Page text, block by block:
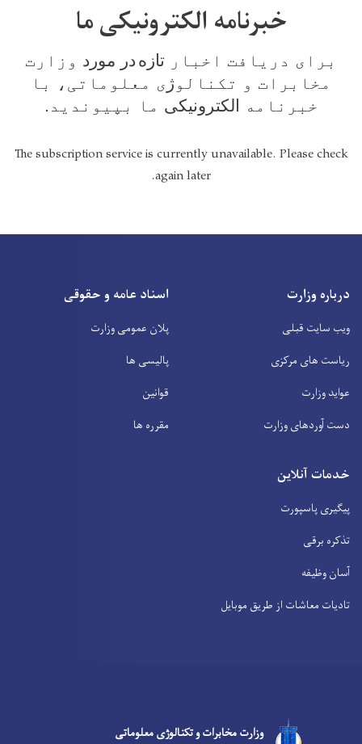
خبرنامه الکترونیکی ما
برای دریافت اخبار تازه در مورد وزارت
مخابرات و تکنالوژ ی معلوماتی، با
خبرنامه
الکترونیکی ما بپیوندید.
The subscription service is currently unavailable. Please check
again later.
درباره وزارت
ویب سایت قبلی
ریاست های مرکزی
عواید وزارت
دست آوردهای وزارت
اسناد عامه و حقوقی
پلان عمومی وزارت
پالیسی ها
قوانین
مقرره ها
خدمات آنلاین
پیگیری پاسپورت
تذکره برقی
آسان وظیفه
تادیات معاشات از طریق موبایل
وزارت مخابرات و تکنالوژی معلوماتی